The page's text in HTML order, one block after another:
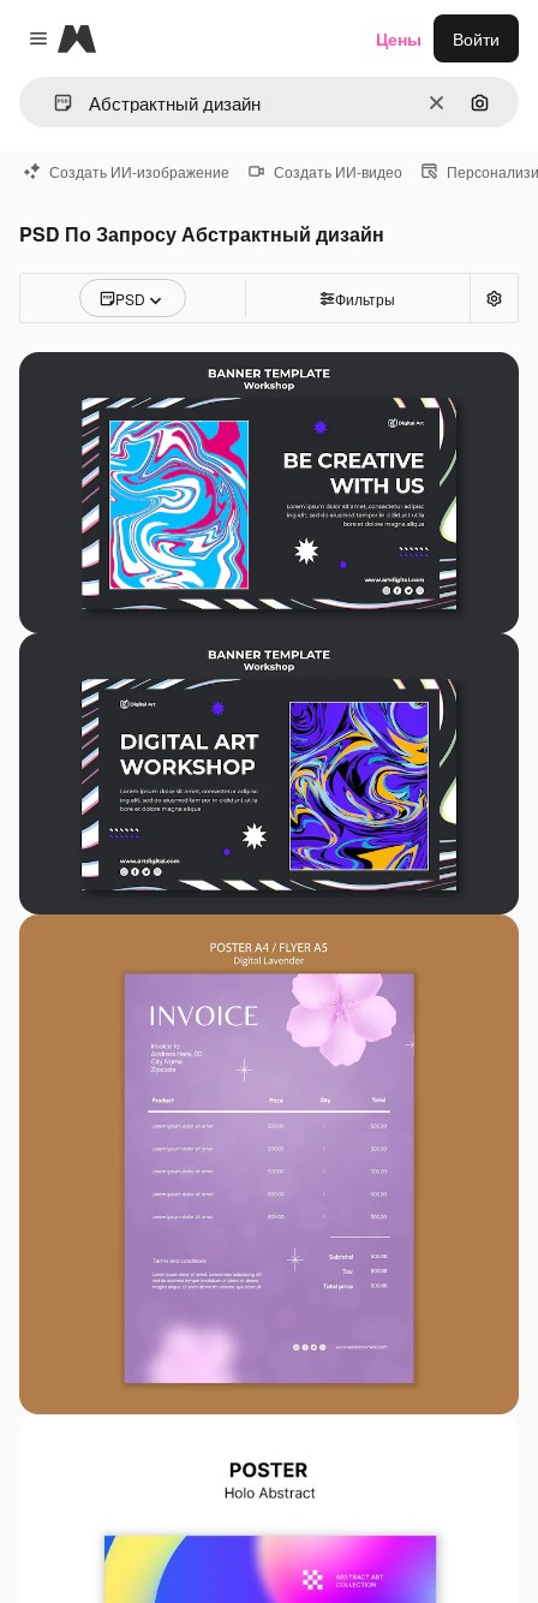
Close menu
Magnific
ОчиститьПоиск
Цены Войти
Создать ИИ-изображение Создать ИИ-видео
PSD По Запросу Абстрактный дизайн
PSD Фильтры